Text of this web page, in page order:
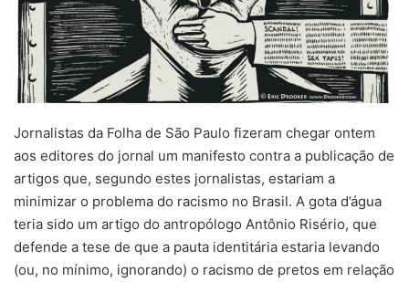
Jornalistas da Folha de São Paulo fizeram chegar ontem
aos editores do jornal um manifesto contra a publicação de
artigos que, segundo estes jornalistas, estariam a
minimizar o problema do racismo no Brasil. A gota d’água
teria sido um artigo do antropólogo Antônio Risério, que
defende a tese de que a pauta identitária estaria levando
(ou, no mínimo, ignorando) o racismo de pretos em relação